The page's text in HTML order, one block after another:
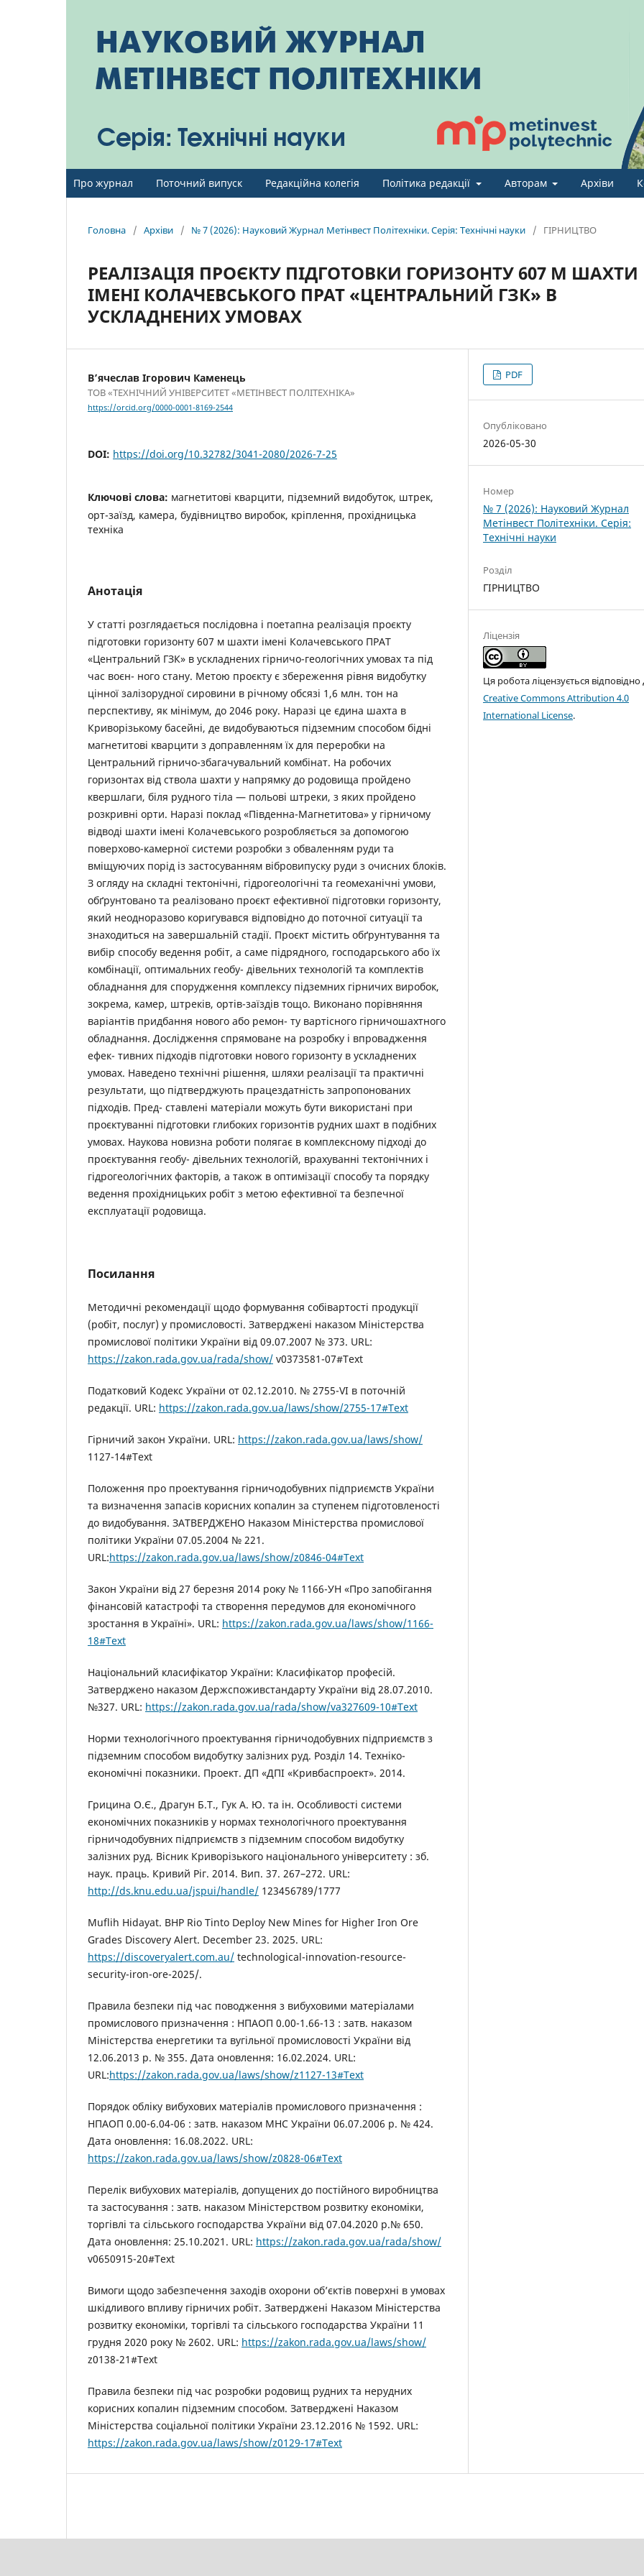
Про журнал Поточний випуск Редакційна колегія Політика редакції Авторам Архіви
Головна / Архіви / № 7 (2026): Науковий Журнал Метінвест Політехніки. Серія: Технічні науки / ГІРНИЦТВО
РЕАЛІЗАЦІЯ ПРОЄКТУ ПІДГОТОВКИ ГОРИЗОНТУ 607 М ШАХТИ
ІМЕНІ КОЛАЧЕВСЬКОГО ПРАТ «ЦЕНТРАЛЬНИЙ ГЗК» В
УСКЛАДНЕНИХ УМОВАХ
В’ячеслав Ігорович Каменець
ТОВ «ТЕХНІЧНИЙ УНІВЕРСИТЕТ «МЕТІНВЕСТ ПОЛІТЕХНІКА»
https://orcid.org/0000-0001-8169-2544
DOI: https://doi.org/10.32782/3041-2080/2026-7-25
Ключові слова: магнетитові кварцити, підземний видобуток, штрек,
орт-заїзд, камера, будівництво виробок, кріплення, прохідницька
техніка
Анотація
У статті розглядається послідовна і поетапна реалізація проєкту
підготовки горизонту 607 м шахти імені Колачевського ПРАТ
«Центральний ГЗК» в ускладнених гірничо-геологічних умовах та під
час воєн- ного стану. Метою проєкту є збереження рівня видобутку
цінної залізорудної сировини в річному обсязі 1,6 млн. тон на
перспективу, як мінімум, до 2046 року. Наразі це єдина шахта в
Криворізькому басейні, де видобуваються підземним способом бідні
магнетитові кварцити з доправленням їх для переробки на
Центральний гірничо-збагачувальний комбінат. На робочих
горизонтах від ствола шахти у напрямку до родовища пройдено
квершлаги, біля рудного тіла — польові штреки, з яких пройдено
розкривні орти. Наразі поклад «Південна-Магнетитова» у гірничому
відводі шахти імені Колачевського розробляється за допомогою
поверхово-камерної системи розробки з обваленням руди та
вміщуючих порід із застосуванням вібровипуску руди з очисних блоків.
З огляду на складні тектонічні, гідрогеологічні та геомеханічні умови,
обґрунтовано та реалізовано проєкт ефективної підготовки горизонту,
який неодноразово коригувався відповідно до поточної ситуації та
знаходиться на завершальній стадії. Проєкт містить обґрунтування та
вибір способу ведення робіт, а саме підрядного, господарського або їх
комбінації, оптимальних геобу- дівельних технологій та комплектів
обладнання для спорудження комплексу підземних гірничих виробок,
зокрема, камер, штреків, ортів-заїздів тощо. Виконано порівняння
варіантів придбання нового або ремон- ту вартісного гірничошахтного
обладнання. Дослідження спрямоване на розробку і впровадження
ефек- тивних підходів підготовки нового горизонту в ускладнених
умовах. Наведено технічні рішення, шляхи реалізації та практичні
результати, що підтверджують працездатність запропонованих
підходів. Пред- ставлені матеріали можуть бути використані при
проєктуванні підготовки глибоких горизонтів рудних шахт в подібних
умовах. Наукова новизна роботи полягає в комплексному підході до
проєктування геобу- дівельних технологій, врахуванні тектонічних і
гідрогеологічних факторів, а також в оптимізації способу та порядку
ведення прохідницьких робіт з метою ефективної та безпечної
експлуатації родовища.
Посилання
Методичні рекомендації щодо формування собівартості продукції
(робіт, послуг) у промисловості. Затверджені наказом Міністерства
промислової політики України від 09.07.2007 № 373. URL:
https://zakon.rada.gov.ua/rada/show/ v0373581-07#Text
Податковий Кодекс України от 02.12.2010. № 2755-VI в поточній
редакції. URL: https://zakon.rada.gov.ua/laws/show/2755-17#Text
Гірничий закон України. URL: https://zakon.rada.gov.ua/laws/show/
1127-14#Text
Положення про проектування гірничодобувних підприємств України
та визначення запасів корисних копалин за ступенем підготовленості
до видобування. ЗАТВЕРДЖЕНО Наказом Міністерства промислової
політики України 07.05.2004 № 221.
URL:https://zakon.rada.gov.ua/laws/show/z0846-04#Text
Закон України від 27 березня 2014 року № 1166-УН «Про запобігання
фінансовій катастрофі та створення передумов для економічного
зростання в Україні». URL: https://zakon.rada.gov.ua/laws/show/1166-
18#Text
Національний класифікатор України: Класифікатор професій.
Затверджено наказом Держспоживстандарту України від 28.07.2010.
№327. URL: https://zakon.rada.gov.ua/rada/show/va327609-10#Text
Норми технологічного проектування гірничодобувних підприємств з
підземним способом видобутку залізних руд. Розділ 14. Техніко-
економічні показники. Проект. ДП «ДПІ «Кривбаспроект». 2014.
Грицина О.Є., Драгун Б.Т., Гук А. Ю. та ін. Особливості системи
економічних показників у нормах технологічного проектування
гірничодобувних підприємств з підземним способом видобутку
залізних руд. Вісник Криворізького національного університету : зб.
наук. праць. Кривий Ріг. 2014. Вип. 37. 267–272. URL:
http://ds.knu.edu.ua/jspui/handle/ 123456789/1777
Muflih Hidayat. BHP Rio Tinto Deploy New Mines for Higher Iron Ore
Grades Discovery Alert. December 23. 2025. URL:
https://discoveryalert.com.au/ technological-innovation-resource-
security-iron-ore-2025/.
Правила безпеки під час поводження з вибуховими матеріалами
промислового призначення : НПАОП 0.00-1.66-13 : затв. наказом
Міністерства енергетики та вугільної промисловості України від
12.06.2013 р. № 355. Дата оновлення: 16.02.2024. URL:
URL:https://zakon.rada.gov.ua/laws/show/z1127-13#Text
Порядок обліку вибухових матеріалів промислового призначення :
НПАОП 0.00-6.04-06 : затв. наказом МНС України 06.07.2006 р. № 424.
Дата оновлення: 16.08.2022. URL:
https://zakon.rada.gov.ua/laws/show/z0828-06#Text
Перелік вибухових матеріалів, допущених до постійного виробництва
та застосування : затв. наказом Міністерством розвитку економіки,
торгівлі та сільського господарства України від 07.04.2020 р.№ 650.
Дата оновлення: 25.10.2021. URL: https://zakon.rada.gov.ua/rada/show/
v0650915-20#Text
Вимоги щодо забезпечення заходів охорони об’єктів поверхні в умовах
шкідливого впливу гірничих робіт. Затверджені Наказом Міністерства
розвитку економіки, торгівлі та сільського господарства України 11
грудня 2020 року № 2602. URL: https://zakon.rada.gov.ua/laws/show/
z0138-21#Text
Правила безпеки під час розробки родовищ рудних та нерудних
корисних копалин підземним способом. Затверджені Наказом
Міністерства соціальної політики України 23.12.2016 № 1592. URL:
https://zakon.rada.gov.ua/laws/show/z0129-17#Text
PDF
Опубліковано
2026-05-30
Номер
№ 7 (2026): Науковий Журнал
Метінвест Політехніки. Серія:
Технічні науки
Розділ
ГІРНИЦТВО
Ліцензія
Ця робота ліцензується відповідно
Creative Commons Attribution 4.0
International License.